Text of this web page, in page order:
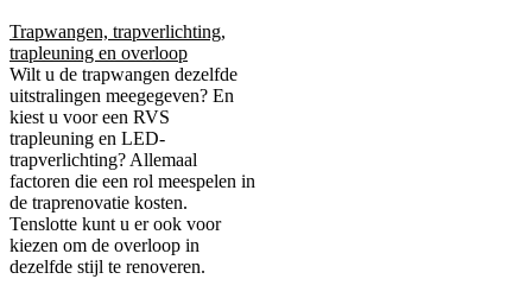
Trapwangen, trapverlichting,
trapleuning en overloop
Wilt u de trapwangen dezelfde
uitstralingen meegegeven? En
kiest u voor een RVS
trapleuning en LED-
trapverlichting? Allemaal
factoren die een rol meespelen in
de traprenovatie kosten.
Tenslotte kunt u er ook voor
kiezen om de overloop in
dezelfde stijl te renoveren.